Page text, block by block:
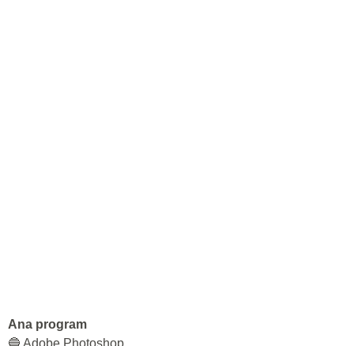
Ana program
🔵 Adobe Photoshop